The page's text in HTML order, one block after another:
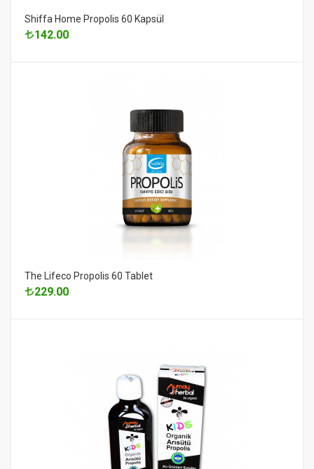
Shiffa Home Propolis 60 Kapsül
142.00
The Lifeco Propolis 60 Tablet
229.00